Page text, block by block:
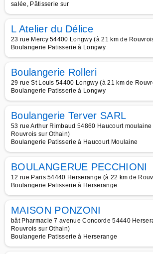
salée, Pâtisserie sur
L Atelier du Délice
23 rue Mercy 54400 Longwy (à 21 km de
Boulangerie Patisserie à Longwy
Boulangerie Rolleri
29 rue St Louis 54400 Longwy (à 21 km de
Boulangerie Patisserie à Longwy
Boulangerie Terver SARL
53 rue Arthur Rimbaud 54860 Haucourt moulaine
Rouvrois sur Othain)
Boulangerie Patisserie à Haucourt Moulaine
BOULANGERUE PECCHIONI
12 rue Paris 54440 Herserange (à 22 km de
Boulangerie Patisserie à Herserange
MAISON PONZONI
bât Pharmacie 7 avenue Concorde 54440
Rouvrois sur Othain)
Boulangerie Patisserie à Herserange